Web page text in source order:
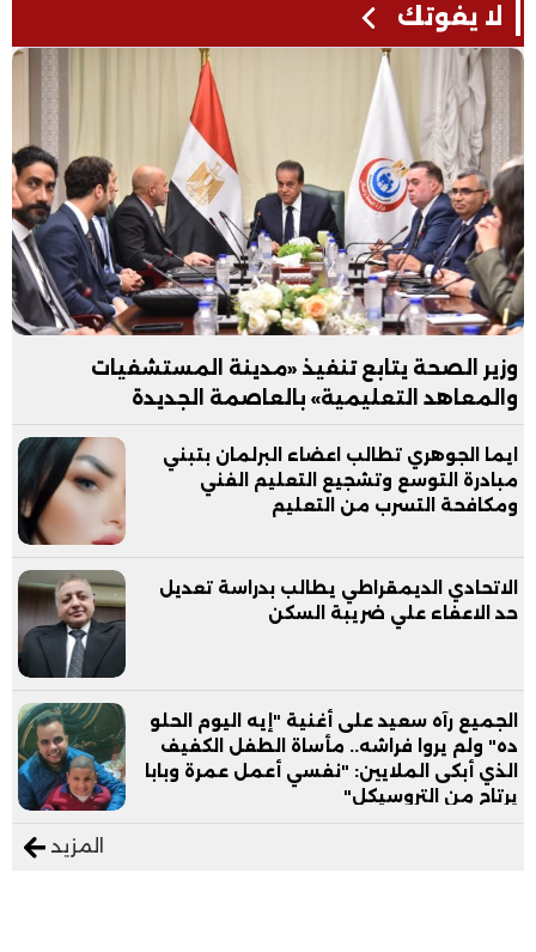
لا يفوتك
وزير الصحة يتابع تنفيذ «مدينة المستشفيات
والمعاهد التعليمية» بالعاصمة الجديدة
ايما الجوهري تطالب اعضاء البرلمان بتبني
مبادرة التوسع وتشجيع التعليم الفني
ومكافحة التسرب من التعليم
الاتحادي الديمقراطي يطالب بدراسة تعديل
حد الاعفاء علي ضريبة السكن
الجميع رآه سعيد على أغنية "إيه اليوم الحلو
ده" ولم يروا فراشه.. مأساة الطفل الكفيف
الذي أبكى الملايين: "نفسي أعمل عمرة وبابا
يرتاح من التروسيكل"
المزيد